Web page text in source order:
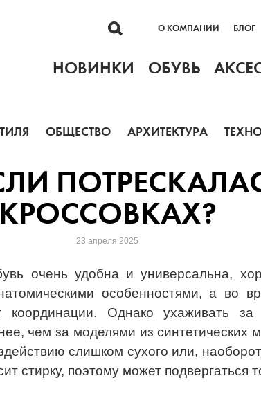
О КОМПАНИИ БЛОГ
НОВИНКИ ОБУВЬ
ОБЩЕСТВО АРХИТЕКТУРА
КРОССОВКАХ?
23 апреля 2025
очень удобна и универсальна,
особенностями, а во
координации. Однако ухаживать за
чем за моделями из синтетических
слишком сухого или,
стирку, поэтому может подвергаться